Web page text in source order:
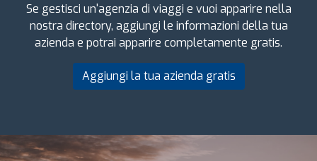
Se gestisci un'agenzia di viaggi e vuoi apparire nella
nostra directory, aggiungi le informazioni della tua
azienda e potrai apparire completamente gratis.
Aggiungi la tua azienda gratis